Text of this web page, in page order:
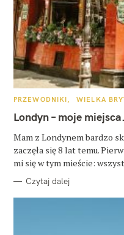
K
T
E
O
R
I
PRZEWODNIKI WIELKA
Londyn – moje
Mam z Londynem bardzo
zaczęła się 8 lat temu.
mi się w tym mieście:
Czytaj dalej